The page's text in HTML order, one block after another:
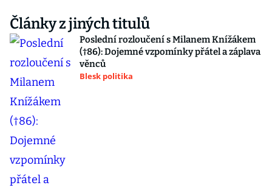
Články z jiných titulů
Poslední rozloučení s Milanem Knížákem
(†86): Dojemné vzpomínky přátel a záplava
věnců
Blesk politika